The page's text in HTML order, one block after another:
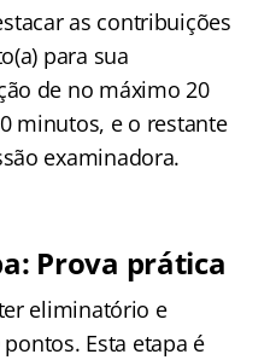
as contribuições
para sua
de no máximo 20
minutos, e o restante
examinadora.
: Prova prática
eliminatório e
Esta etapa é